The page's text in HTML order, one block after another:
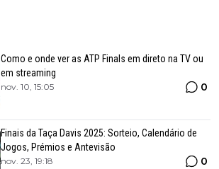
Como e onde ver as ATP Finals em direto na TV ou
em streaming
nov. 10, 15:05 0
Finais da Taça Davis 2025: Sorteio, Calendário de
Jogos, Prémios e Antevisão
nov. 23, 19:18 0